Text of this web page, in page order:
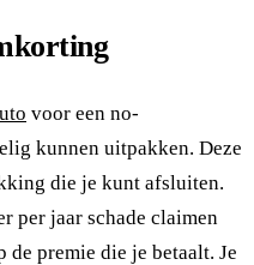
voor een no-
kunnen uitpakken. Deze
die je kunt afsluiten.
per jaar schade claimen
premie die je betaalt. Je